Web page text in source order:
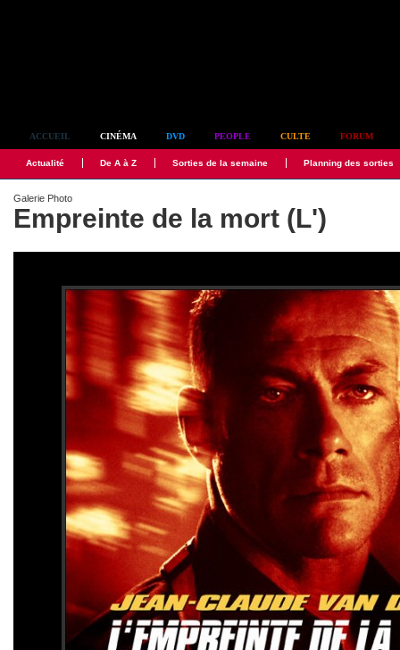
ACCUEIL CINÉMA DVD PEOPLE CULTE FORUM
Actualité De A à Z Sorties de la semaine Planning des sorties
Galerie Photo
Empreinte de la mort (L')